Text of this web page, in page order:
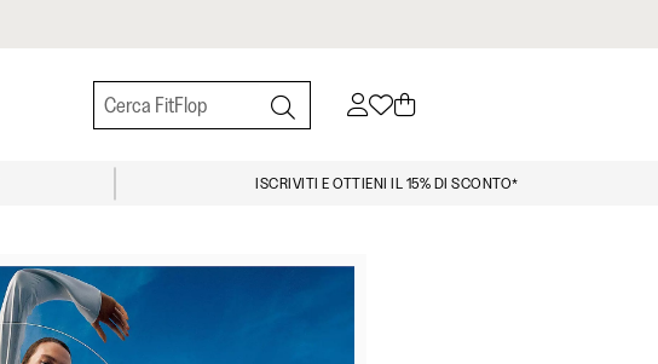
ISCRIVITI E OTTIENI IL 15% DI SCONTO*